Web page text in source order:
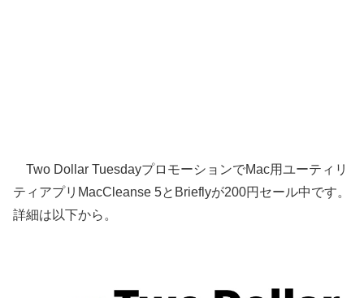
Two Dollar TuesdayプロモーションでMac用ユーティリ
ティアプリMacCleanse 5とBrieflyが200円セール中です。
詳細は以下から。